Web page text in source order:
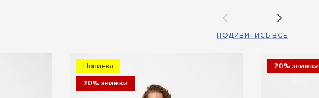
Назад Далі
ПОДИВИТИСЬ ВСЕ
Новинка
20% знижки
20% знижки